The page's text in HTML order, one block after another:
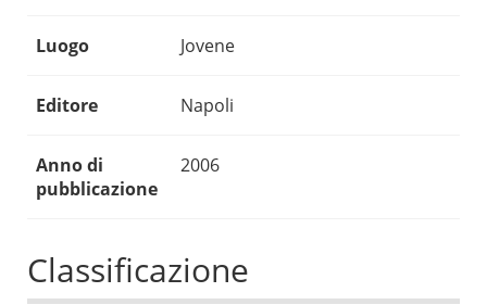
Luogo Jovene
Editore Napoli
Anno di
pubblicazione
2006
Classificazione